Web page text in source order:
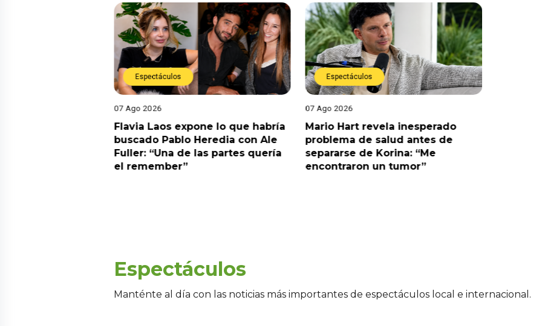
Espectáculos
07 Ago 2026
Flavia Laos expone lo que habría
buscado Pablo Heredia con Ale
Fuller: “Una de las partes quería
el remember”
Espectáculos
07 Ago 2026
Mario Hart revela inesperado
problema de salud antes de
separarse de Korina: “Me
encontraron un tumor”
Espectáculos
Manténte al día con las noticias más importantes de espectáculos local e internacional.